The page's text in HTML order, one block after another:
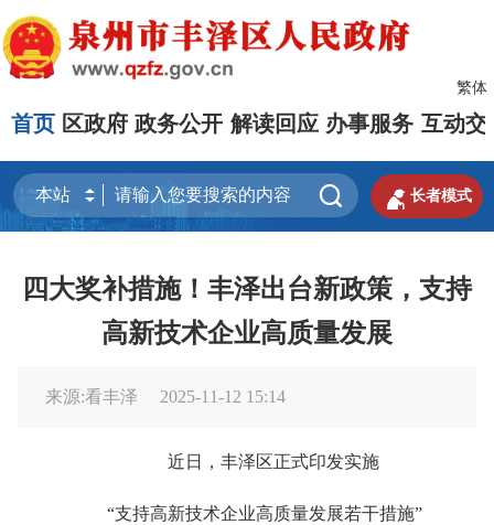
繁体
首页 区政府 政务公开 解读回应 办事服务 互动交
  长者模式
四大奖补措施！丰泽出台新政策，支持
高新技术企业高质量发展
来源:看丰泽 2025-11-12 15:14
近日，丰泽区正式印发实施
“支持高新技术企业高质量发展若干措施”